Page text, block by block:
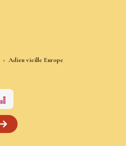
Adieu vieille Europe